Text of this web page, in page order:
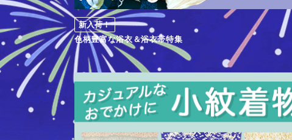
新入荷！
色柄豊富な浴衣＆浴衣帯特集